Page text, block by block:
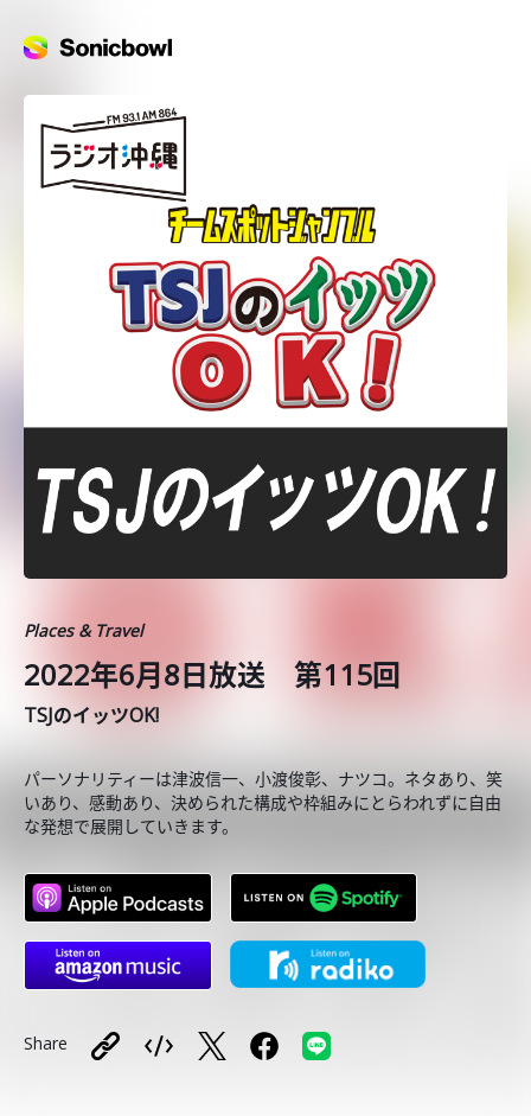
Places & Travel
2022年6月8日放送 第115回
TSJのイッツOK!
パーソナリティーは津波信一、小渡俊彰、ナツコ。ネタあり、笑
いあり、感動あり、決められた構成や枠組みにとらわれずに自由
な発想で展開していきます。
Share